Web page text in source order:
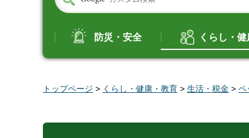
防災・安全 くらし・
トップページ > くらし・健康・教育 > 生活・税金 > ペ